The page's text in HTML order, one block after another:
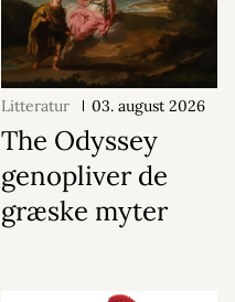
Litteratur 03. august 2026
The Odyssey
genopliver de
græske myter